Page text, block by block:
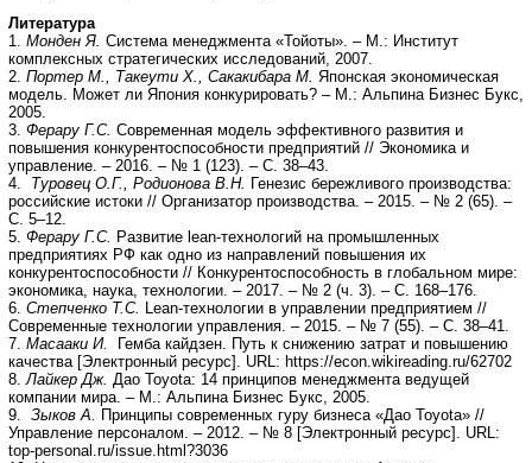
Литература
1. Монден Я. Система менеджмента «Тойоты». – М.: Институт
комплексных стратегических исследований, 2007.
2. Портер М., Такеути Х., Сакакибара М. Японская экономическая
модель. Может ли Япония конкурировать? – М.: Альпина Бизнес Букс,
2005.
3. Ферару Г.С. Современная модель эффективного развития и
повышения конкурентоспособности предприятий // Экономика и
управление. – 2016. – № 1 (123). – С. 38–43.
4. Туровец О.Г., Родионова В.Н. Генезис бережливого производства:
российские истоки // Организатор производства. – 2015. – № 2 (65). –
С. 5–12.
5. Ферару Г.С. Развитие lean-технологий на промышленных
предприятиях РФ как одно из направлений повышения их
конкурентоспособности // Конкурентоспособность в глобальном мире:
экономика, наука, технологии. – 2017. – № 2 (ч. 3). – С. 168–176.
6. Степченко Т.С.
Lean-технологии в управлении предприятием //
Современные технологии управления. – 2015. – № 7 (55). – С. 38–41.
7. Масааки И.
Гемба кайдзен. Путь к снижению затрат и повышению
качества [Электронный ресурс]. URL: https://econ.wikireading.ru/62702
8. Лайкер Дж. Дао Toyota: 14 принципов менеджмента ведущей
компании мира. – М.: Альпина Бизнес Букс, 2005.
9. Зыков А.
Принципы современных гуру бизнеса «Дао Toyota» //
Управление персоналом. – 2012. – № 8 [Электронный ресурс]. URL:
top-personal.ru/issue.html?3036